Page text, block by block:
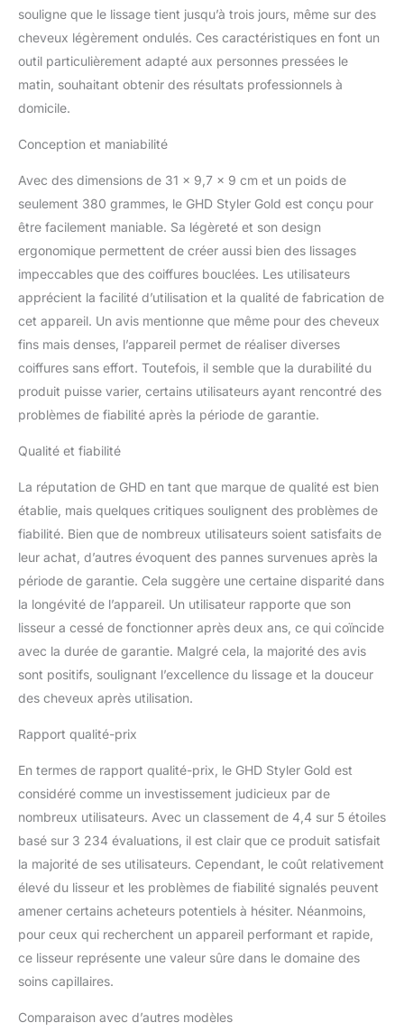
qu'un simple lisseur :
son design fin et ses
plaques arrondies vous
permettent de réaliser
- mode veille
pendant 30 minutes - 2
ans de garantie - cordon
de 2,7m - voltage
universel - embout de
protection.
souligne que le lissage tient jusqu’à trois jours, même sur des
cheveux légèrement ondulés. Ces caractéristiques en font un
outil particulièrement adapté aux personnes pressées le
matin, souhaitant obtenir des résultats professionnels à
domicile.
Conception et maniabilité
Avec des dimensions de 31 x 9,7 x 9 cm et un poids de
seulement 380 grammes, le GHD Styler Gold est conçu pour
être facilement maniable. Sa légèreté et son design
ergonomique permettent de créer aussi bien des lissages
impeccables que des coiffures bouclées. Les utilisateurs
apprécient la facilité d’utilisation et la qualité de fabrication de
cet appareil. Un avis mentionne que même pour des cheveux
fins mais denses, l’appareil permet de réaliser diverses
coiffures sans effort. Toutefois, il semble que la durabilité du
produit puisse varier, certains utilisateurs ayant rencontré des
problèmes de fiabilité après la période de garantie.
Qualité et fiabilité
La réputation de GHD en tant que marque de qualité est bien
établie, mais quelques critiques soulignent des problèmes de
fiabilité. Bien que de nombreux utilisateurs soient satisfaits de
leur achat, d’autres évoquent des pannes survenues après la
période de garantie. Cela suggère une certaine disparité dans
la longévité de l’appareil. Un utilisateur rapporte que son
lisseur a cessé de fonctionner après deux ans, ce qui coïncide
avec la durée de garantie. Malgré cela, la majorité des avis
sont positifs, soulignant l’excellence du lissage et la douceur
des cheveux après utilisation.
Rapport qualité-prix
En termes de rapport qualité-prix, le GHD Styler Gold est
considéré comme un investissement judicieux par de
nombreux utilisateurs. Avec un classement de 4,4 sur 5 étoiles
basé sur 3 234 évaluations, il est clair que ce produit satisfait
la majorité de ses utilisateurs. Cependant, le coût relativement
élevé du lisseur et les problèmes de fiabilité signalés peuvent
amener certains acheteurs potentiels à hésiter. Néanmoins,
pour ceux qui recherchent un appareil performant et rapide,
ce lisseur représente une valeur sûre dans le domaine des
soins capillaires.
Comparaison avec d’autres modèles